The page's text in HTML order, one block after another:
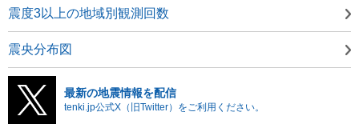
震度3以上の地域別観測回数
震央分布図
最新の地震情報を配信
tenki.jp公式X（旧Twitter）をご利用ください。